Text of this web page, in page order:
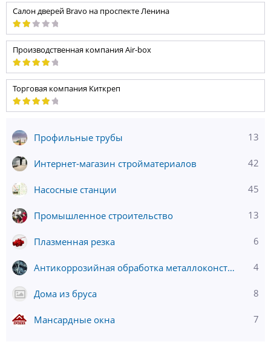
Салон дверей Bravo на проспекте Ленина
Производственная компания Air-box
Торговая компания Киткреп
Профильные трубы 13
Интернет-магазин стройматериалов 42
Насосные станции 45
Промышленное строительство 13
Плазменная резка 6
Антикоррозийная обработка металлоконструкций
4
Дома из бруса 8
Мансардные окна 7